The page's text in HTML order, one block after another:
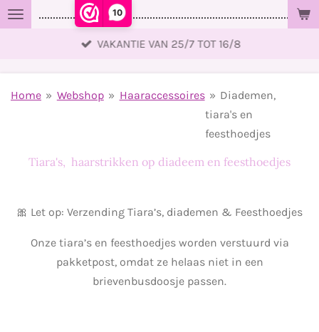
10
Ga
hoofdinhoud
VAKANTIE VAN 25/7 TOT 16/8
Home » Webshop » Haaraccessoires » Diademen,
tiara's en
feesthoedjes
Tiara's, haarstrikken op diadeem en feesthoedjes
🎀 Let op: Verzending Tiara’s, diademen & Feesthoedjes
Onze tiara’s en feesthoedjes worden verstuurd via
pakketpost, omdat ze helaas niet in een
brievenbusdoosje passen.